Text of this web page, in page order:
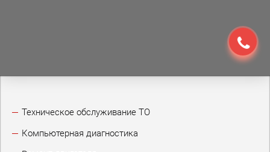
Техническое обслуживание ТО
Компьютерная диагностика